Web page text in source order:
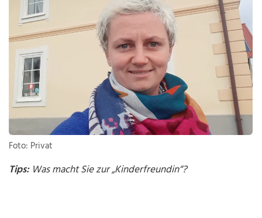
Foto: Privat
Tips:Was macht Sie zur „Kinderfreundin“?